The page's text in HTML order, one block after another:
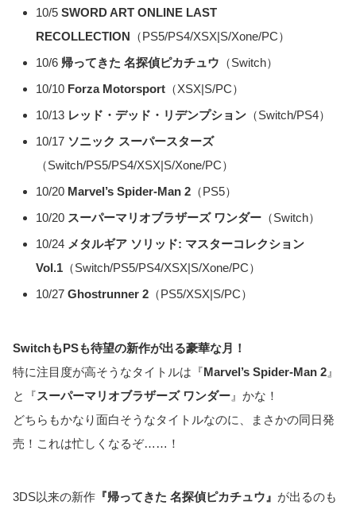
10/5 SWORD ART ONLINE LAST
RECOLLECTION （PS5/PS4/XSX|S/Xone/PC）
10/6 帰ってきた 名探偵ピカチュウ （Switch）
10/10 Forza Motorsport （XSX|S/PC）
10/13 レッド・デッド・リデンプション （Switch/PS4）
10/17 ソニック スーパースターズ
（Switch/PS5/PS4/XSX|S/Xone/PC）
10/20 Marvel’s Spider-Man 2 （PS5）
10/20 スーパーマリオブラザーズ ワンダー （Switch）
10/24 メタルギア ソリッド: マスターコレクション
Vol.1 （Switch/PS5/PS4/XSX|S/Xone/PC）
10/27 Ghostrunner 2 （PS5/XSX|S/PC）
SwitchもPSも待望の新作が出る豪華な月！
特に注目度が高そうなタイトルは『Marvel’s Spider-Man 2 』
と『スーパーマリオブラザーズ ワンダー 』かな！
どちらもかなり面白そうなタイトルなのに、まさかの同日発
売！これは忙しくなるぞ……！
3DS以来の新作 『帰ってきた 名探偵ピカチュウ』 が出るのも